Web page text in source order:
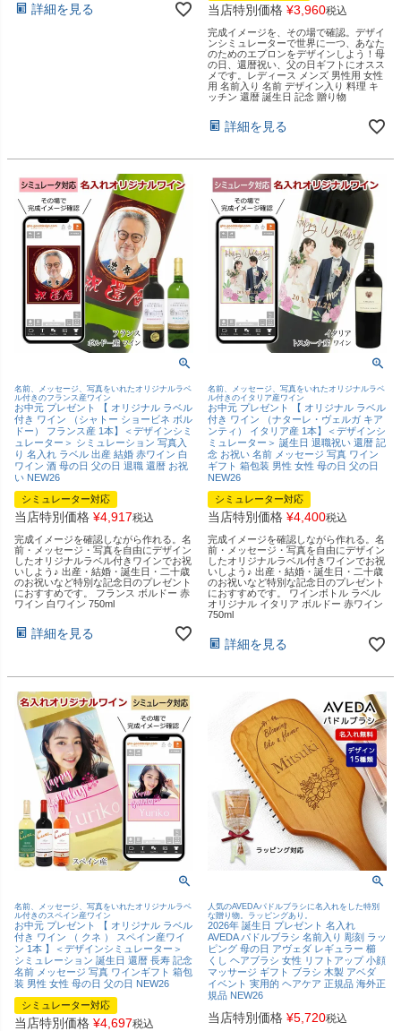
詳細を見る 当店特別価格 ¥3,960税込
完成イメージを、その場で確認。デザイ
ンシミュレーターで世界に一つ、あなた
のためのエプロンをデザインしよう！母
の日、還暦祝い、父の日ギフトにオスス
メです。レディース メンズ 男性用 女性
用 名前入り 名前 デザイン入り 料理 キ
ッチン 還暦 誕生日 記念 贈り物
詳細を見る
名前、メッセージ、写真をいれたオリジナルラベ
ル付きのフランス産ワイン
お中元 プレゼント 【 オリジナル ラベル
付き ワイン （シャトー ショービネ ボル
ドー） フランス産 1本】＜デザインシミ
ュレーター＞ シミュレーション 写真入
り 名入れ ラベル 出産 結婚 赤ワイン 白
ワイン 酒 母の日 父の日 退職 還暦 お祝
い NEW26
シミュレーター対応
当店特別価格 ¥4,917税込
完成イメージを確認しながら作れる。名
前・メッセージ・写真を自由にデザイン
したオリジナルラベル付きワインでお祝
いしよう♪ 出産・結婚・誕生日・二十歳
のお祝いなど特別な記念日のプレゼント
におすすめです。 フランス ボルドー 赤
ワイン 白ワイン 750ml
詳細を見る
名前、メッセージ、写真をいれたオリジナルラベ
ル付きのイタリア産ワイン
お中元 プレゼント 【 オリジナル ラベル
付き ワイン （ナターレ・ヴェルガ キア
ンティ） イタリア産 1本】＜デザインシ
ミュレーター＞ 誕生日 退職祝い 還暦 記
念 お祝い 名前 メッセージ 写真 ワイン
ギフト 箱包装 男性 女性 母の日 父の日
NEW26
シミュレーター対応
当店特別価格 ¥4,400税込
完成イメージを確認しながら作れる。名
前・メッセージ・写真を自由にデザイン
したオリジナルラベル付きワインでお祝
いしよう♪ 出産・結婚・誕生日・二十歳
のお祝いなど特別な記念日のプレゼント
におすすめです。 ワインボトル ラベル
オリジナル イタリア ボルドー 赤ワイン
750ml
詳細を見る
名前、メッセージ、写真をいれたオリジナルラベ
ル付きのスペイン産ワイン
お中元 プレゼント 【 オリジナル ラベル
付き ワイン （ クネ ） スペイン産ワイ
ン 1本 】＜デザインシミュレーター＞
シミュレーション 誕生日 還暦 長寿 記念
名前 メッセージ 写真 ワインギフト 箱包
装 男性 女性 母の日 父の日 NEW26
シミュレーター対応
当店特別価格 ¥4,697税込
人気のAVEDAパドルブラシに名入れをした特別
な贈り物。ラッピングあり。
2026年 誕生日 プレゼント 名入れ
AVEDA パドルブラシ 名前入り 彫刻 ラッ
ピング 母の日 アヴェダ レギュラー 櫛
くし ヘアブラシ 女性 リフトアップ 小顔
マッサージ ギフト ブラシ 木製 アベダ
イベント 実用的 ヘアケア 正規品 海外正
規品 NEW26
当店特別価格 ¥5,720税込